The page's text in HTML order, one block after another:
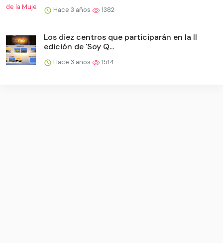
Hace 3 años 1382
Los diez centros que participarán en la II
edición de 'Soy Q...
Hace 3 años 1514